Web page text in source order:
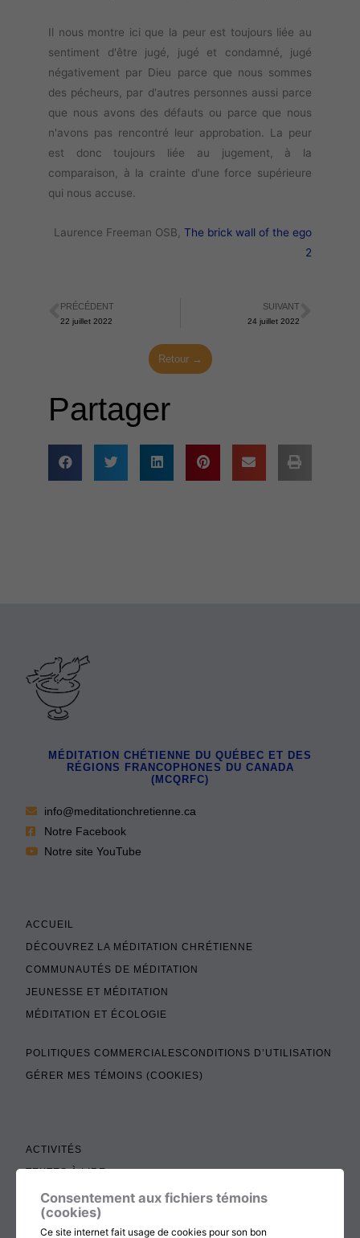
Il nous montre ici que la peur est toujours liée au
sentiment d'être jugé, jugé et condamné, jugé
négativement par Dieu parce que nous sommes
des pécheurs, par d'autres personnes aussi parce
que nous avons des défauts ou parce que nous
n'avons pas rencontré leur approbation. La peur
est donc toujours liée au jugement, à la
comparaison, à la crainte d'une force supérieure
qui nous accuse.
Laurence Freeman OSB, The brick wall of the ego
2
Précédent
PRÉCÉDENT
22 juillet 2022
SUIVANT
24 juillet 2022
Retour →
Partager
MÉDITATION CHÉTIENNE DU QUÉBEC ET DES
RÉGIONS FRANCOPHONES DU CANADA
(MCQRFC)
info@meditationchretienne.ca
Notre Facebook
Notre site YouTube
ACCUEIL
DÉCOUVREZ LA MÉDITATION CHRÉTIENNE
COMMUNAUTÉS DE MÉDITATION
JEUNESSE ET MÉDITATION
MÉDITATION ET ÉCOLOGIE
POLITIQUES COMMERCIALESCONDITIONS D’UTILISATION
GÉRER MES TÉMOINS (COOKIES)
ACTIVITÉS
TEXTES À LIRE
ADMINISTRATION
BOUTIQUE
Consentement aux fichiers témoins
(cookies)
Ce site internet fait usage de cookies pour son bon